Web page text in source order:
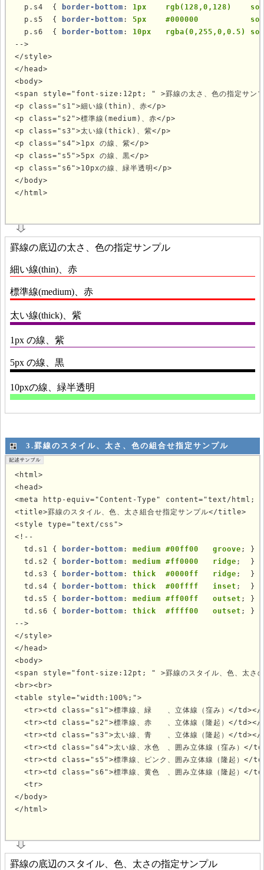
  p.s4  {
border-bottom : 1px    rgb(128,0,128)
  p.s5  {
border-bottom : 5px    #000000
  p.s6  {
border-bottom : 10px   rgba(0,255,0,0.5)
-->
</style>
</head>
<body>
<span style="font-size:12pt; " >罫線の太さ、色の指定サン
<p class="s1">細い線(thin)、赤</p>
<p class="s2">標準線(medium)、赤</p>
<p class="s3">太い線(thick)、紫</p>
<p class="s4">1px の線、紫</p>
<p class="s5">5px の線、黒</p>
<p class="s6">10pxの線、緑半透明</p>
</body>
</html>
3.罫線のスタイル、太さ、色の組合せ指定サンプル
<html>
<head>
<meta http-equiv="Content-Type" content="text/html;
<title>罫線のスタイル、色、太さ組合せ指定サンプル</title>
<style type="text/css">
<!--
  td.s1 {
border-bottom : medium #00ff00   groove ; }
  td.s2 {
border-bottom : medium #ff0000   ridge ;  }
  td.s3 {
border-bottom : thick  #0000ff   ridge ;  }
  td.s4 {
border-bottom : thick  #00ffff   inset ;  }
  td.s5 {
border-bottom : medium #ff00ff   outset ; }
  td.s6 {
border-bottom : thick  #ffff00   outset ; }
-->
</style>
</head>
<body>
<span style="font-size:12pt; " >罫線のスタイル、色、太さの
<br><br>
<table style="width:100%;">
<tr><td class="s1">標準線、緑　　、立体線（窪み）</
<tr><td class="s2">標準線、赤　　、立体線（隆起）</
<tr><td class="s3">太い線、青　　、立体線（隆起）</
<tr><td class="s4">太い線、水色　、囲み立体線（窪み）</
<tr><td class="s5">標準線、ピンク、囲み立体線（隆起）</
<tr><td class="s6">標準線、黄色　、囲み立体線（隆起）</
  <tr>
</body>
</html>